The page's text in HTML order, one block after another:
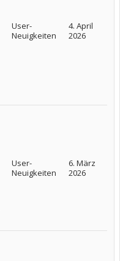
User-
Neuigkeiten
4. April
2026
User-
Neuigkeiten
6. März
2026